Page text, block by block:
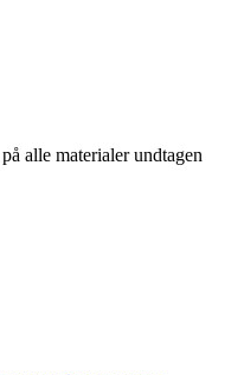
alle materialer undtagen